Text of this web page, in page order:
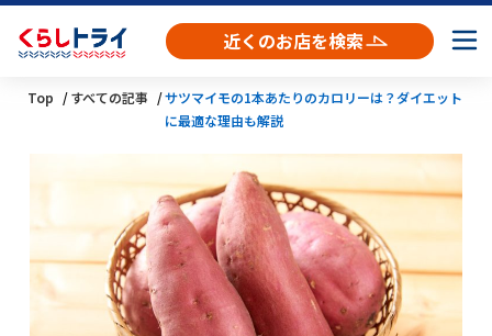
近くのお店を検索
Top すべての記事
サツマイモの1本あたりのカロリーは？ダイエット
に最適な理由も解説